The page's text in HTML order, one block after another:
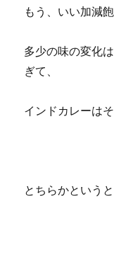
もう、いい加減
多少の味の変化
ぎて、
インドカレーは
とちらかという